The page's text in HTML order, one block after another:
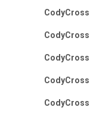
CodyCross